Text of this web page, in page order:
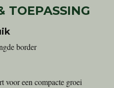
TOEPASSING
border
voor een compacte groei